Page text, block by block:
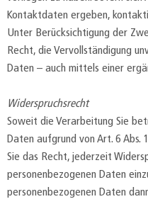
Kontaktdaten ergeben,
Unter Berücksichtigung der
Recht, die Vervollständigung
Daten – auch mittels einer
Widerspruchsrecht
Soweit die Verarbeitung Sie
Daten aufgrund von Art. 6 Abs.
Sie das Recht, jederzeit
personenbezogenen Daten
personenbezogenen Daten